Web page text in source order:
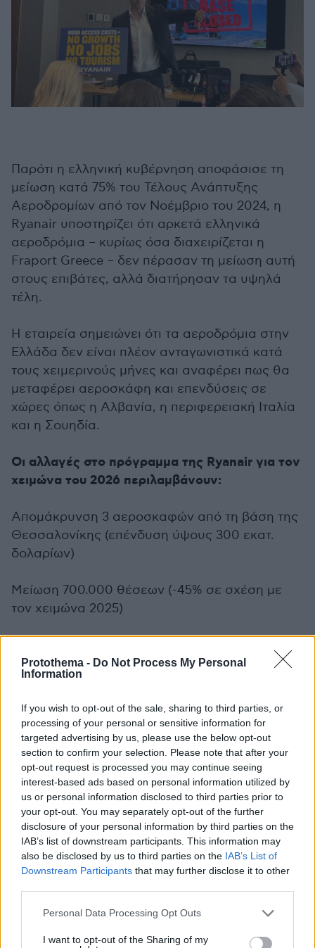
Protothema - Do Not Process My Personal
Information
If you wish to opt-out of the sale, sharing to third parties, or
processing of your personal or sensitive information for
targeted advertising by us, please use the below opt-out
section to confirm your selection. Please note that after your
opt-out request is processed you may continue seeing
interest-based ads based on personal information utilized by
us or personal information disclosed to third parties prior to
your opt-out. You may separately opt-out of the further
disclosure of your personal information by third parties on the
IAB’s list of downstream participants. This information may
also be disclosed by us to third parties on the IAB’s List of
Downstream Participants that may further disclose it to other
Please note that this website/app uses one or more Google
not limited to your visit or usage behaviour. You may click to
Personal Data Processing Opt Outs
I want to opt-out of the Sharing of my
Παρότι η ελληνική κυβέρνηση αποφάσισε τη
μείωση κατά 75% του Τέλους Ανάπτυξης
Αεροδρομίων από τον Νοέμβριο του 2024, η
Ryanair υποστηρίζει ότι αρκετά ελληνικά
αεροδρόμια – κυρίως όσα διαχειρίζεται η
Fraport Greece – δεν πέρασαν τη μείωση αυτή
στους επιβάτες, αλλά διατήρησαν τα υψηλά
τέλη.
Η εταιρεία σημειώνει ότι τα αεροδρόμια στην
Ελλάδα δεν είναι πλέον ανταγωνιστικά κατά
τους χειμερινούς μήνες και αναφέρει πως θα
μεταφέρει αεροσκάφη και επενδύσεις σε
χώρες όπως η Αλβανία, η περιφερειακή Ιταλία
και η Σουηδία.
Οι αλλαγές στο πρόγραμμα της Ryanair για τον
χειμώνα του 2026 περιλαμβάνουν:
Απομάκρυνση 3 αεροσκαφών από τη βάση της
Θεσσαλονίκης (επένδυση ύψους 300 εκατ.
δολαρίων)
Μείωση 700.000 θέσεων (-45% σε σχέση με
τον χειμώνα 2025)
Θεσσαλονίκη προς Βερολίνο
Φρανκφούρτη-Χαν
Γκέτεμποργκ
Ηράκλειο
Νίντερραϊν
Στοκχόλμη
Βενετία-Τρεβίζο
Ζάγκρεμπ
καθώς και Αθήνα–Μιλάνο Μπέργκαμο και
Κλείσιμο των βάσεων σε 2 αεροδρόμια: Χανιά και